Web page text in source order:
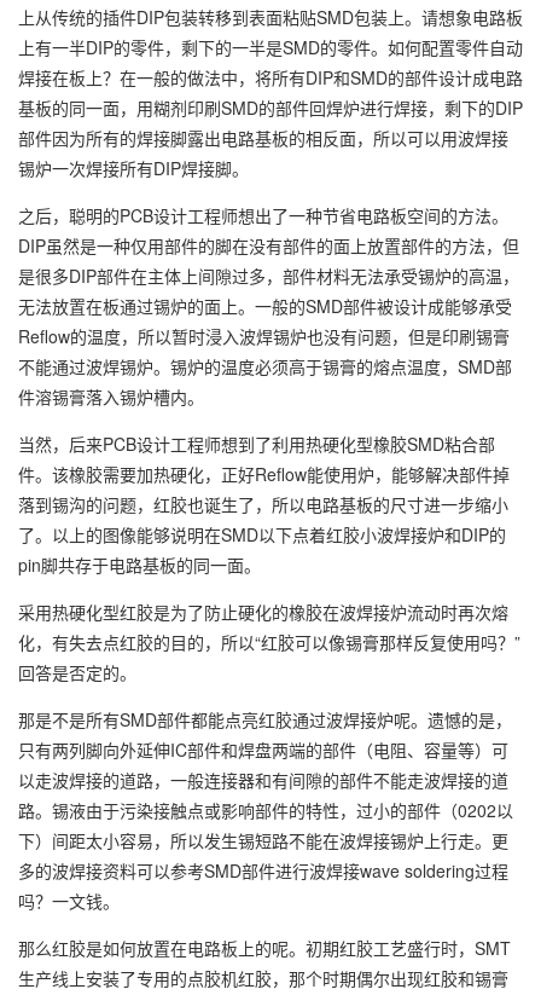
上从传统的插件DIP包装转移到表面粘贴SMD包装上。请想象电路板
上有一半DIP的零件，剩下的一半是SMD的零件。如何配置零件自动
焊接在板上？在一般的做法中，将所有DIP和SMD的部件设计成电路
基板的同一面，用糊剂印刷SMD的部件回焊炉进行焊接，剩下的DIP
部件因为所有的焊接脚露出电路基板的相反面，所以可以用波焊接
锡炉一次焊接所有DIP焊接脚。
之后，聪明的PCB设计工程师想出了一种节省电路板空间的方法。
DIP虽然是一种仅用部件的脚在没有部件的面上放置部件的方法，但
是很多DIP部件在主体上间隙过多，部件材料无法承受锡炉的高温，
无法放置在板通过锡炉的面上。一般的SMD部件被设计成能够承受
Reflow的温度，所以暂时浸入波焊锡炉也没有问题，但是印刷锡膏
不能通过波焊锡炉。锡炉的温度必须高于锡膏的熔点温度，SMD部
件溶锡膏落入锡炉槽内。
当然，后来PCB设计工程师想到了利用热硬化型橡胶SMD粘合部
件。该橡胶需要加热硬化，正好Reflow能使用炉，能够解决部件掉
落到锡沟的问题，红胶也诞生了，所以电路基板的尺寸进一步缩小
了。以上的图像能够说明在SMD以下点着红胶小波焊接炉和DIP的
pin脚共存于电路基板的同一面。
采用热硬化型红胶是为了防止硬化的橡胶在波焊接炉流动时再次熔
化，有失去点红胶的目的，所以“红胶可以像锡膏那样反复使用吗？”
回答是否定的。
那是不是所有SMD部件都能点亮红胶通过波焊接炉呢。遗憾的是，
只有两列脚向外延伸IC部件和焊盘两端的部件（电阻、容量等）可
以走波焊接的道路，一般连接器和有间隙的部件不能走波焊接的道
路。锡液由于污染接触点或影响部件的特性，过小的部件（0202以
下）间距太小容易，所以发生锡短路不能在波焊接锡炉上行走。更
多的波焊接资料可以参考SMD部件进行波焊接wave soldering过程
吗？一文钱。
那么红胶是如何放置在电路板上的呢。初期红胶工艺盛行时，SMT
生产线上安装了专用的点胶机红胶，那个时期偶尔出现红胶和锡膏